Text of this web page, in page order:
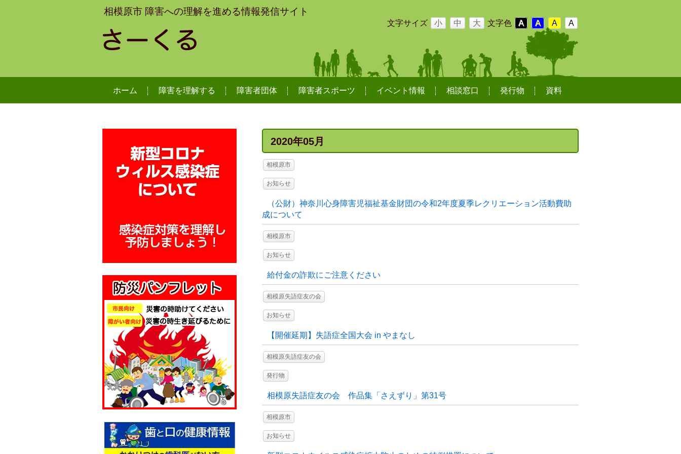
相模原市 障害への理解を進める情報発信サイト
文字サイズ 小 中 大 文字色 A A A A
ホーム 障害を理解する 障害者団体 障害者スポーツ イベント情報 相談窓口 発行物 資料
2020年05月
相模原市
お知らせ
（公財）神奈川心身障害児福祉基金財団の令和2年度夏季レクリエーション活動費助
成について
相模原市
お知らせ
給付金の詐欺にご注意ください
相模原失語症友の会
お知らせ
【開催延期】失語症全国大会 in やまなし
相模原失語症友の会
発行物
相模原失語症友の会 作品集「さえずり」第31号
相模原市
お知らせ